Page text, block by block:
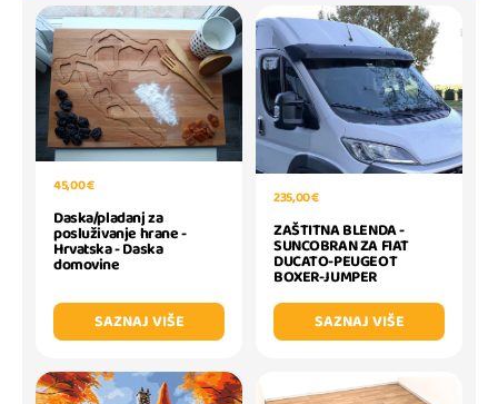
45,00 €
Daska/pladanj za
posluživanje hrane -
Hrvatska - Daska
domovine
SAZNAJ VIŠE
235,00 €
ZAŠTITNA BLENDA -
SUNCOBRAN ZA FIAT
DUCATO-PEUGEOT
BOXER-JUMPER
SAZNAJ VIŠE